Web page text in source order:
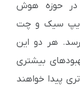
در حوزه هوش
دیپ سیک و چت
هر دو این
بیشتری
پیدا خواهند